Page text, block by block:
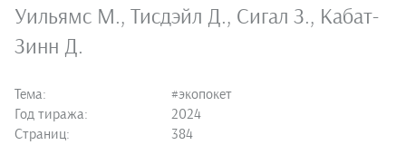
Уильямс М., Тисдэйл Д., Сигал З., Кабат-
Зинн Д.
Тема:
#экопокет
Год тиража:
2024
Страниц:
384